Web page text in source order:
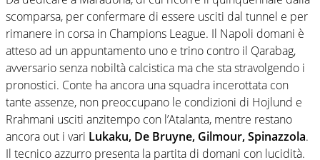
competenza, conoscenza e memoria storica. Si occupa
prevalentemente di calcio
scomparsa, per confermare di essere usciti dal tunnel e per
rimanere in corsa in Champions League. Il Napoli domani è
atteso ad un appuntamento uno e trino contro il Qarabag,
avversario senza nobiltà calcistica ma che sta stravolgendo i
pronostici. Conte ha ancora una squadra incerottata con
tante assenze, non preoccupano le condizioni di Hojlund e
Rrahmani usciti anzitempo con l’Atalanta, mentre restano
ancora out i vari Lukaku, De Bruyne, Gilmour, Spinazzola.
Il tecnico azzurro presenta la partita di domani con lucidità.